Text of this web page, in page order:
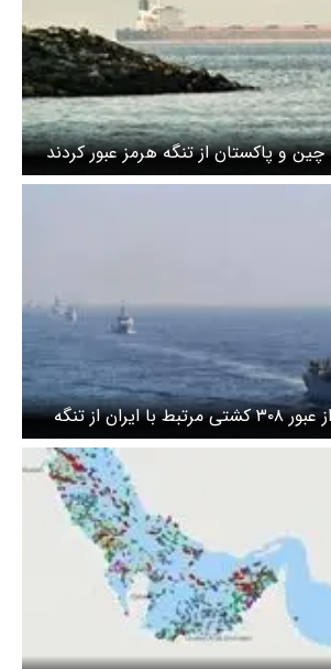
و پاکستان از تنگه هرمز عبور کردند
خبر نیویورک تایمز از عبور ۳۰۸ کشتی مرتبط با ایران از تنگه